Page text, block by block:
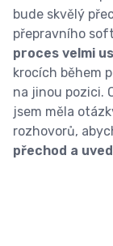
bude skvělý
přepravního
proces velmi
krocích během
na jinou pozici.
jsem měla
rozhovorů,
přechod a